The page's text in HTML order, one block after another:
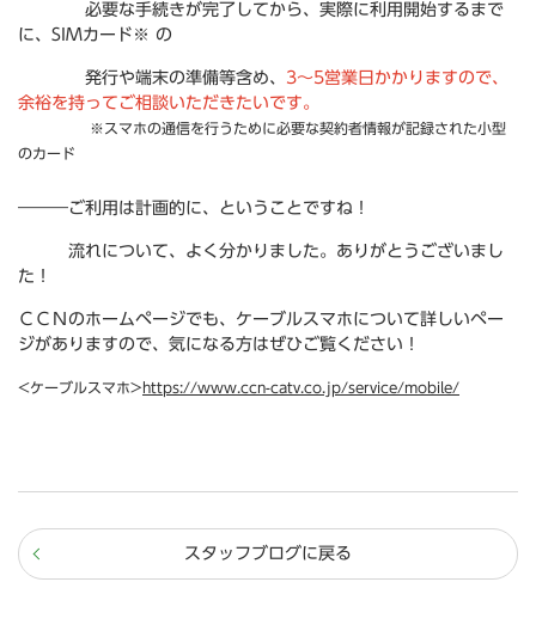
必要な手続きが完了してから、実際に利用開始するまで
に、SIMカード※ の
発行や端末の準備等含め、 3～5営業日かかりますので、
余裕を持ってご相談いただきたいです。
※スマホの通信を行うために必要な契約者情報が記録された小型
のカード
―――ご利用は計画的に、ということですね！
流れについて、よく分かりました。ありがとうございまし
た！
ＣＣＮのホームページでも、ケーブルスマホについて詳しいペー
ジがありますので、気になる方はぜひご覧ください！
<ケーブルスマホ> https://www.ccn-catv.co.jp/service/mobile/
スタッフブログに戻る